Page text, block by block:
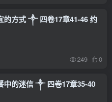
的方式 ༒ 四卷17章41-46 约
249 0
中的迷信 ༒ 四卷17章35-40